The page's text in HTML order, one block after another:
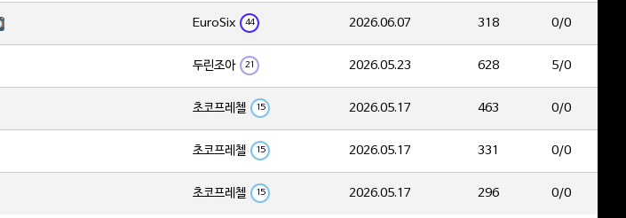
EuroSix 44 2026.06.07 318 0/0
두린조아 21 2026.05.23 628 5/0
초코프레첼 15 2026.05.17 463 0/0
초코프레첼 15 2026.05.17 331 0/0
초코프레첼 15 2026.05.17 296 0/0